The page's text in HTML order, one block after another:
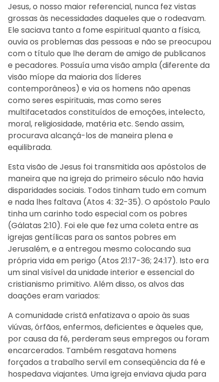
Jesus, o nosso maior referencial, nunca fez vistas
grossas às necessidades daqueles que o rodeavam.
Ele saciava tanto a fome espiritual quanto a física,
ouvia os problemas das pessoas e não se preocupou
com o título que lhe deram de amigo de publicanos
e pecadores. Possuía uma visão ampla (diferente da
visão míope da maioria dos líderes
contemporâneos) e via os homens não apenas
como seres espirituais, mas como seres
multifacetados constituídos de emoções, intelecto,
moral, religiosidade, matéria etc. Sendo assim,
procurava alcançá-los de maneira plena e
equilibrada.
Esta visão de Jesus foi transmitida aos apóstolos de
maneira que na igreja do primeiro século não havia
disparidades sociais. Todos tinham tudo em comum
e nada lhes faltava (Atos 4: 32-35). O apóstolo Paulo
tinha um carinho todo especial com os pobres
(Gálatas 2:10). Foi ele que fez uma coleta entre as
igrejas gentílicas para os santos pobres em
Jerusalém, e a entregou mesmo colocando sua
própria vida em perigo (Atos 21:17-36; 24:17). Isto era
um sinal visível da unidade interior e essencial do
cristianismo primitivo. Além disso, os alvos das
doações eram variados:
A comunidade cristã enfatizava o apoio às suas
viúvas, órfãos, enfermos, deficientes e àqueles que,
por causa da fé, perderam seus empregos ou foram
encarcerados. Também resgatava homens
forçados a trabalho servil em conseqüência da fé e
hospedava viajantes. Uma igreja enviava ajuda para